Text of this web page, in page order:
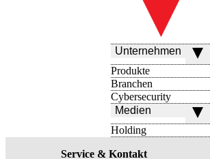
Unternehmen
Produkte
Branchen
Cybersecurity
Medien
Holding
Service & Kontakt